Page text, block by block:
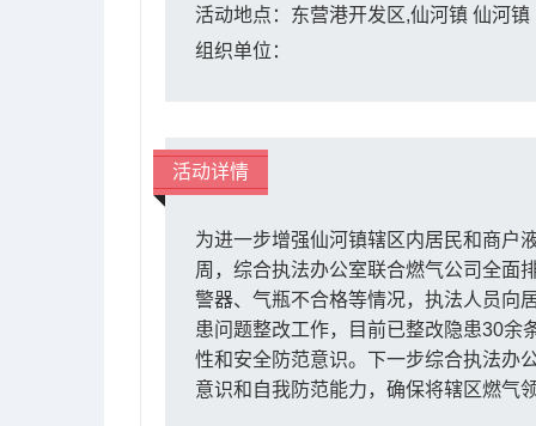
活动地点：东营港开发区,仙河镇 仙河镇
组织单位：
活动详情
为进一步增强仙河镇辖区内居民和商户
周，综合执法办公室联合燃气公司全面
警器、气瓶不合格等情况，执法人员向
患问题整改工作，目前已整改隐患30余
性和安全防范意识。下一步综合执法办
意识和自我防范能力，确保将辖区燃气